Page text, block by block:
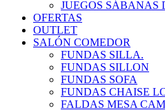
JUEGOS SÁBANAS
OFERTAS
OUTLET
SALÓN COMEDOR
FUNDAS SILLA.
FUNDAS SILLON
FUNDAS SOFA
FUNDAS CHAISE
FALDAS MESA